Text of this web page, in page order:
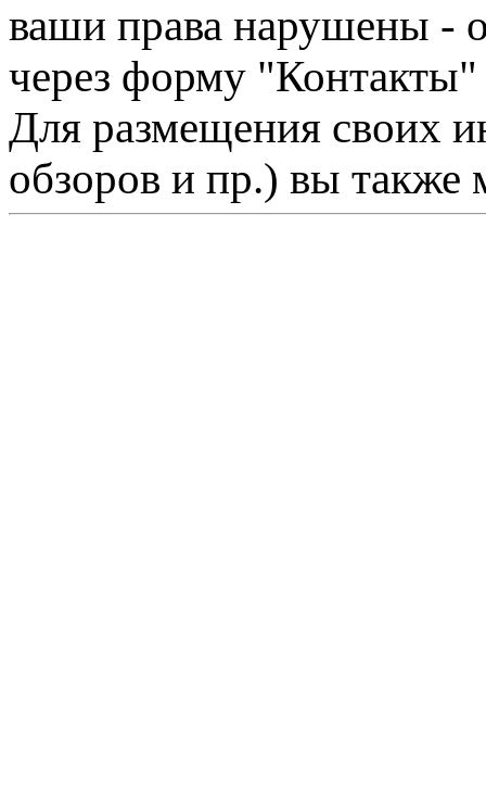
ваши права нарушены -
через форму "Контакты"
Для размещения своих
обзоров и пр.) вы также